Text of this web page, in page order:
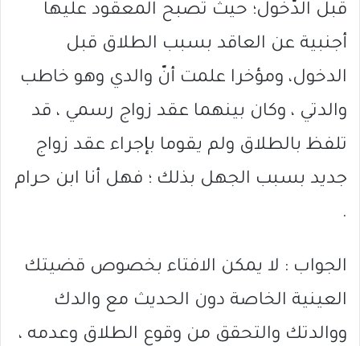
قبل الدّخول؛ حيث تصبح المعقود عليها
أجنبية عن العاقد بسبب الطلاق قبل
الدخول، ومؤخرا علمت أنّ والدي وهو خاطب
والدتي ، وكان بينهما عقد زواج رسمي ، قد
تلفظ بالطلاق ولم يقوما بإجراء عقد زواج
جديد بسبب الجهل بذلك ؛ فهل أنا ابن حرام
.
الجواب : لا يمكن الافتاء بخصوص قضيتك
العينية الخاصة دون الحديث مع والدك
ووالدتك والتحقق من وقوع الطلاق وعدمه ،